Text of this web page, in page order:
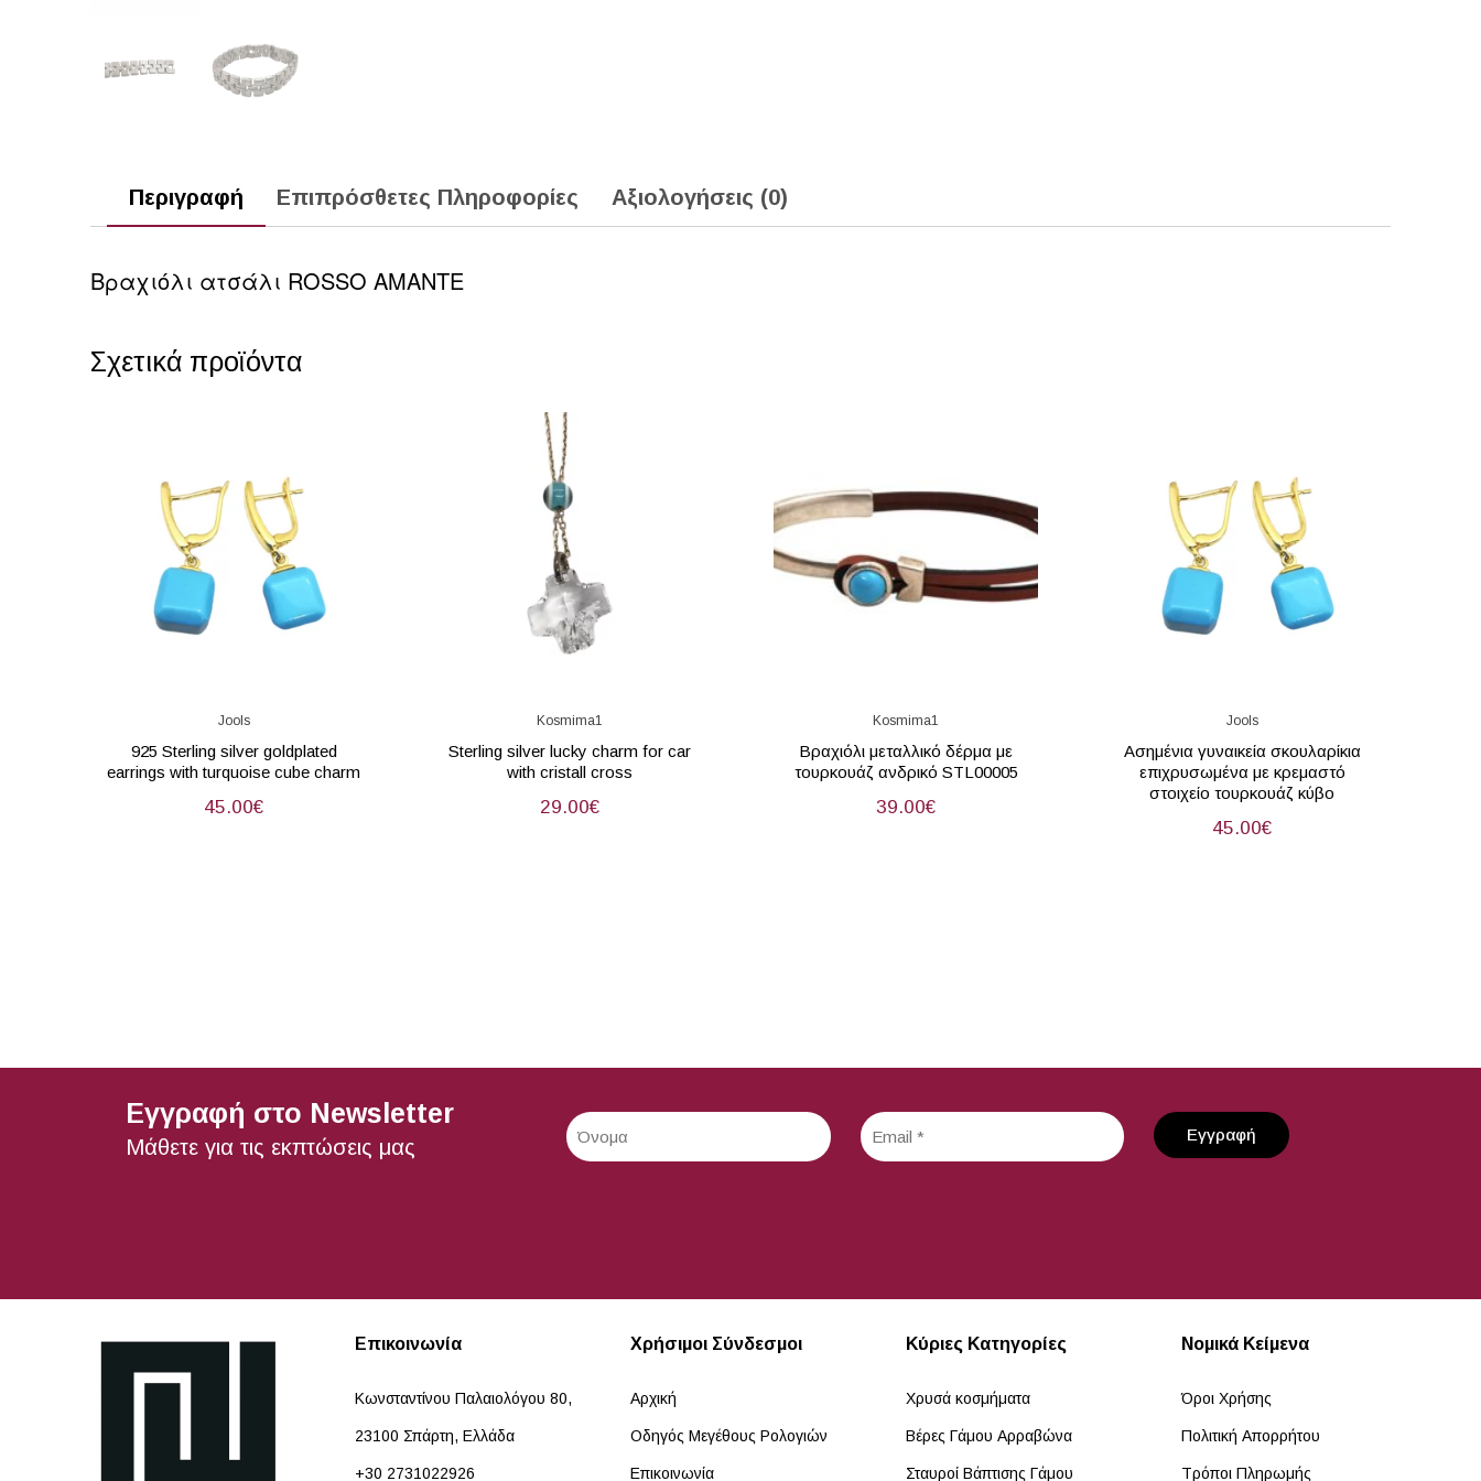
Περιγραφή Επιπρόσθετες Πληροφορίες Αξιολογήσεις (0)
Βραχιόλι ατσάλι ROSSO AMANTE
Σχετικά προϊόντα
Jools
925 Sterling silver goldplated
earrings with turquoise cube charm
45.00€
Kosmima1
Sterling silver lucky charm for car
with cristall cross
29.00€
Kosmima1
Βραχιόλι μεταλλικό δέρμα με
τουρκουάζ ανδρικό STL00005
39.00€
Jools
Ασημένια γυναικεία σκουλαρίκια
επιχρυσωμένα με κρεμαστό
στοιχείο τουρκουάζ κύβο
45.00€
Εγγραφή στο Newsletter
Μάθετε για τις εκπτώσεις μας
Επικοινωνία
Κωνσταντίνου Παλαιολόγου 80,
23100 Σπάρτη, Ελλάδα
+30 2731022926
Χρήσιμοι Σύνδεσμοι
Αρχική
Οδηγός Μεγέθους Ρολογιών
Επικοινωνία
Κύριες Κατηγορίες
Χρυσά κοσμήματα
Βέρες Γάμου Αρραβώνα
Σταυροί Βάπτισης Γάμου
Νομικά Κείμενα
Όροι Χρήσης
Πολιτική Απορρήτου
Τρόποι Πληρωμής